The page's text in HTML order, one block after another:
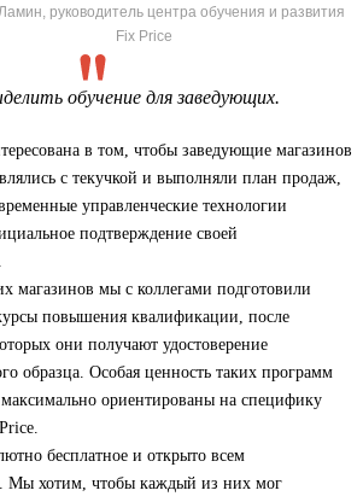
руководитель центра обучения и развития
Fix Price
обучение для заведующих.
в том, чтобы заведующие магазинов
с текучкой и выполняли план продаж,
управленческие технологии
подтверждение своей
магазинов мы с коллегами подготовили
повышения квалификации, после
они получают удостоверение
образца. Особая ценность таких программ
ориентированы на специфику
бесплатное и открыто всем
Мы хотим, чтобы каждый из них мог